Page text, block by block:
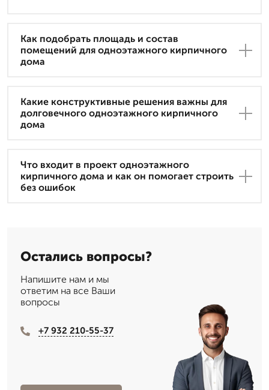
Как подобрать площадь и состав
помещений для одноэтажного кирпичного
дома
Какие конструктивные решения важны для
долговечного одноэтажного кирпичного
дома
Что входит в проект одноэтажного
кирпичного дома и как он помогает строить
без ошибок
Остались вопросы?
Напишите нам и мы
ответим на все Ваши
вопросы
+7 932 210-55-37